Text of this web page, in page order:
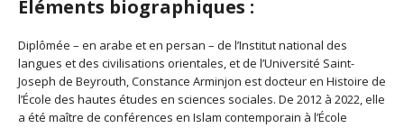
Éléments biographiques :
Diplômée – en arabe et en persan – de l’Institut national des
langues et des civilisations orientales, et de l’Université Saint-
Joseph de Beyrouth, Constance Arminjon est docteur en Histoire de
l’École des hautes études en sciences sociales. De 2012 à 2022, elle
a été maître de conférences en Islam contemporain à l’École